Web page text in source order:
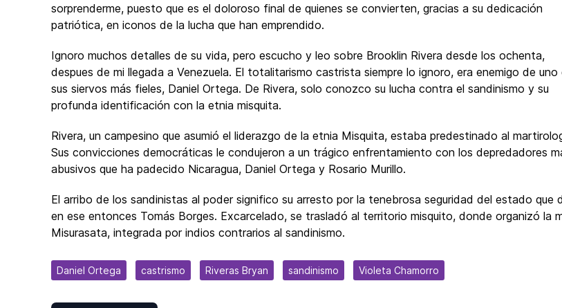
sorprenderme, puesto que es el doloroso final de quienes se convierten, gracias a su dedicación
patriótica, en iconos de la lucha que han emprendido.
Ignoro muchos detalles de su vida, pero escucho y leo sobre Brooklin Rivera desde los ochenta,
despues de mi llegada a Venezuela. El totalitarismo castrista siempre lo ignoro, era enemigo de uno
sus siervos más fieles, Daniel Ortega. De Rivera, solo conozco su lucha contra el sandinismo y su
profunda identificación con la etnia misquita.
Rivera, un campesino que asumió el liderazgo de la etnia Misquita, estaba predestinado al
Sus convicciones democráticas le condujeron a un trágico enfrentamiento con los depredadores
abusivos que ha padecido Nicaragua, Daniel Ortega y Rosario Murillo.
El arribo de los sandinistas al poder significo su arresto por la tenebrosa seguridad del estado que
en ese entonces Tomás Borges. Excarcelado, se trasladó al territorio misquito, donde organizó la
Misurasata, integrada por indios contrarios al sandinismo.
Daniel Ortega castrismo Riveras Bryan sandinismo Violeta Chamorro